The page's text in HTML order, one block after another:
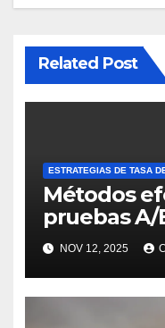
Related Post
ESTRATEGIAS DE TASA
Métodos
pruebas
afiliados
NOV 12, 2025